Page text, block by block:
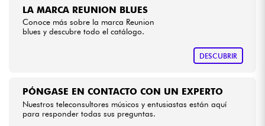
Bundle
Ver nuestras marcas
LA MARCA REUNION BLUES
Conoce más sobre la marca Reunion
blues y descubre todo el catálogo.
DESCUBRIR
PÓNGASE EN CONTACTO CON UN EXPERTO
Nuestros teleconsultores músicos y entusiastas están aquí
para responder todas sus preguntas.